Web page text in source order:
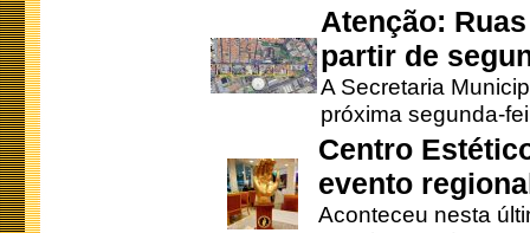
Atenção:
partir de
A Secretaria
próxima segunda-
Centro
evento
Aconteceu nesta